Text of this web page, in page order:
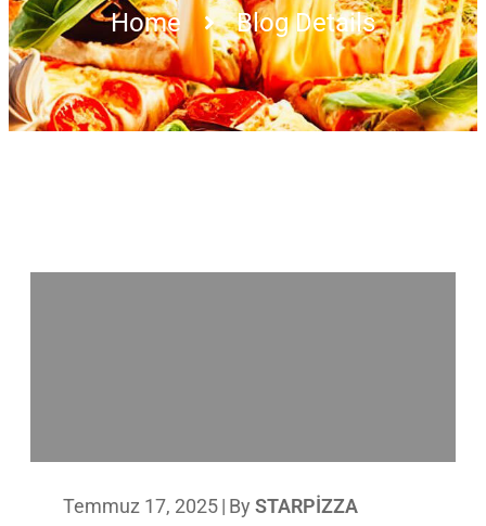
Home Blog Details
Temmuz 17, 2025| By STARPIZZA